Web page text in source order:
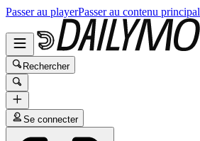
Passer au playerPasser au contenu principal
Rechercher
Se connecter